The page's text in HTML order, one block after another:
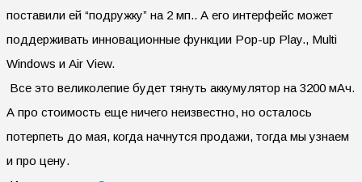
поставили ей “подружку” на 2 мп.. А его интерфейс может
поддерживать инновационные функции Pop-up Play., Multi
Windows и Air View.
Все это великолепие будет тянуть аккумулятор на 3200 мАч.
А про стоимость еще ничего неизвестно, но осталось
потерпеть до мая, когда начнутся продажи, тогда мы узнаем
и про цену.